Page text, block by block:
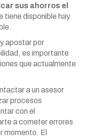
sus ahorros el
tiene disponible hay
apostar por
es importante
que actualmente
a un asesor
procesos
con el
a cometer errores
momento. El